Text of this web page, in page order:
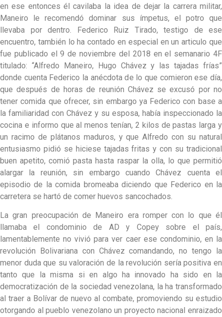
en ese entonces él cavilaba la idea de dejar la carrera militar,
Maneiro le recomendó dominar sus ímpetus, el potro que
llevaba por dentro. Federico Ruiz Tirado, testigo de ese
encuentro, también lo ha contado en especial en un articulo que
fue publicado el 9 de noviembre del 2018 en el semanario 4F
titulado: “Alfredo Maneiro, Hugo Chávez y las tajadas frías”
donde cuenta Federico la anécdota de lo que comieron ese día,
que después de horas de reunión Chávez se excusó por no
tener comida que ofrecer, sin embargo ya Federico con base a
la familiaridad con Chávez y su esposa, había inspeccionado la
cocina e informo que al menos tenían, 2 kilos de pastas larga y
un racimo de plátanos maduros, y que Alfredo con su natural
entusiasmo pidió se hiciese tajadas fritas y con su tradicional
buen apetito, comió pasta hasta raspar la olla, lo que permitió
alargar la reunión, sin embargo cuando Chávez cuenta el
episodio de la comida bromeaba diciendo que Federico en la
carretera se hartó de comer huevos sancochados.
La gran preocupación de Maneiro era romper con lo que él
llamaba el condominio de AD y Copey sobre el país,
lamentablemente no vivió para ver caer ese condominio, en la
revolución Bolivariana con Chávez comandando, no tengo la
menor duda que su valoración de la revolución sería positiva en
tanto que la misma si en algo ha innovado ha sido en la
democratización de la sociedad venezolana, la ha transformado
al traer a Bolívar de nuevo al combate, promoviendo su estudio
otorgando al pueblo venezolano un proyecto nacional enraizado